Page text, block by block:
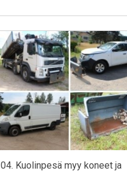
04. Kuolinpesä myy koneet ja